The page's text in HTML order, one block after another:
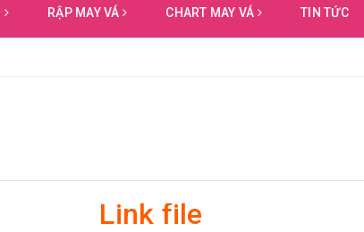
RẬP MAY VÁ CHART MAY VÁ TIN TỨC
Link file